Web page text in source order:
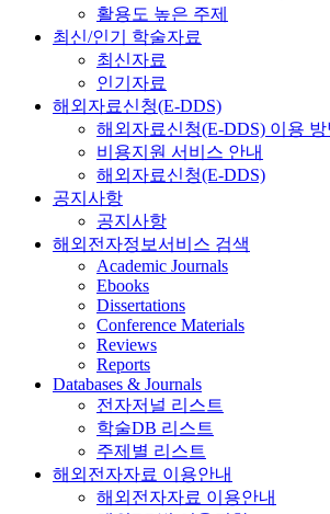
활용도 높은 주제
최신/인기 학술자료
최신자료
인기자료
해외자료신청(E-DDS)
해외자료신청(E-DDS) 이용 방
비용지원 서비스 안내
해외자료신청(E-DDS)
공지사항
공지사항
해외전자정보서비스 검색
Academic Journals
Ebooks
Dissertations
Conference Materials
Reviews
Reports
Databases & Journals
전자저널 리스트
학술DB 리스트
주제별 리스트
해외전자자료 이용안내
해외전자자료 이용안내